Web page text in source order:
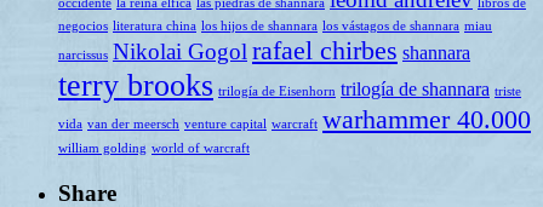
occidente la reina élfica las piedras de shannara
libros de
negocios literatura china los hijos de shannara los vástagos de shannara miau
narcissus Nikolai Gogolrafael chirbes shannara
terry brooks trilogía de Eisenhorn trilogía de shannara triste
vida van der meersch venture capital warcraft warhammer 40.000
william golding world of warcraft
Share